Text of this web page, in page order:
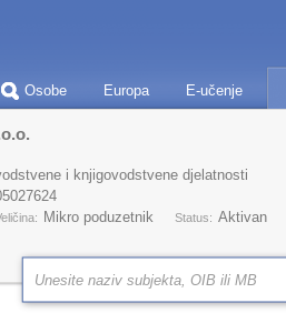
Osobe Europa E-učenje
i knjigovodstvene djelatnosti
Mikro poduzetnik Status: Aktivan